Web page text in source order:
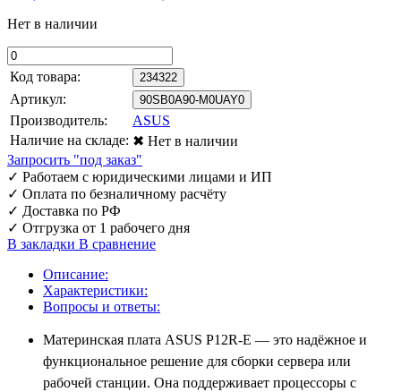
Нет в наличии
Код товара: 234322
Артикул: 90SB0A90-M0UAY0
Производитель:
ASUS
Наличие на складе: ✖ Нет в наличии
Запросить "под заказ"
✓ Работаем с юридическими лицами и ИП
✓ Оплата по безналичному расчёту
✓ Доставка по РФ
✓ Отгрузка от 1 рабочего дня
В закладки В сравнение
Описание:
Характеристики:
Вопросы и ответы:
Материнская плата ASUS P12R-E — это надёжное и
функциональное решение для сборки сервера или
рабочей станции. Она поддерживает процессоры с